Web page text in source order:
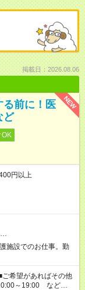
掲載日：2026.08.06
NEW
る前に！医
ど
OK
円以上
…
施設でのお仕事。勤
～19:00 など